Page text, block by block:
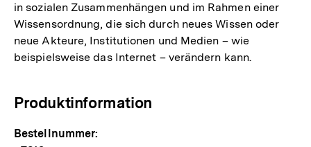
in sozialen Zusammenhängen und im Rahmen einer
Wissensordnung, die sich durch neues Wissen oder
neue Akteure, Institutionen und Medien – wie
beispielsweise das Internet – verändern kann.
Produktinformation
Bestellnummer: